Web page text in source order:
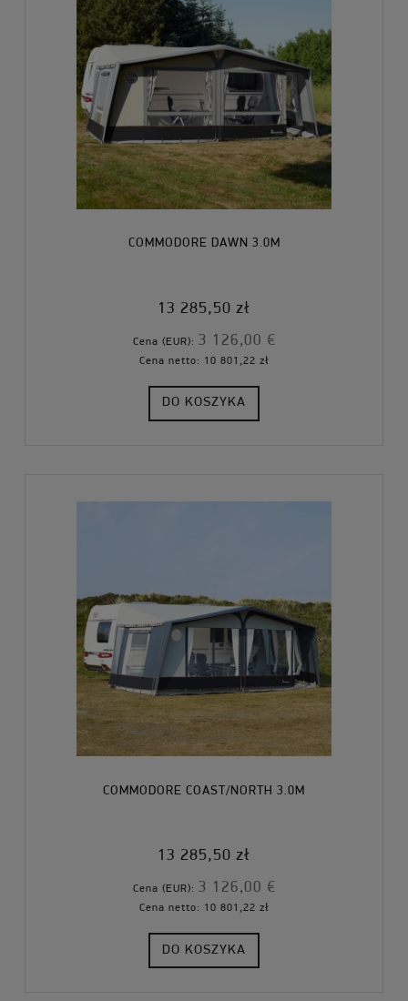
COMMODORE DAWN 3.0M
13 285,50 zł
Cena (EUR): 3 126,00 €
Cena netto: 10 801,22 zł
DO KOSZYKA
COMMODORE COAST/NORTH 3.0M
13 285,50 zł
Cena (EUR): 3 126,00 €
Cena netto: 10 801,22 zł
DO KOSZYKA